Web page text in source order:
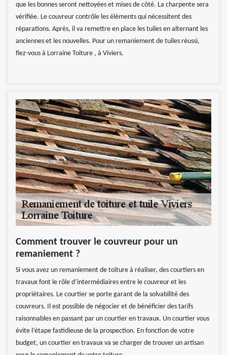
que les bonnes seront nettoyées et mises de côté. La charpente sera
vérifiée. Le couvreur contrôle les éléments qui nécessitent des
réparations. Après, il va remettre en place les tuiles en alternant les
anciennes et les nouvelles. Pour un remaniement de tuiles réussi,
fiez-vous à Lorraine Toiture , à Viviers.
Comment trouver le couvreur pour un
remaniement ?
Si vous avez un remaniement de toiture à réaliser, des courtiers en
travaux font le rôle d’intermédiaires entre le couvreur et les
propriétaires. Le courtier se porte garant de la solvabilité des
couvreurs. Il est possible de négocier et de bénéficier des tarifs
raisonnables en passant par un courtier en travaux. Un courtier vous
évite l’étape fastidieuse de la prospection. En fonction de votre
budget, un courtier en travaux va se charger de trouver un artisan